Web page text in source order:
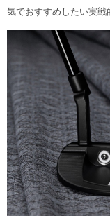
気でおすすめしたい実戦